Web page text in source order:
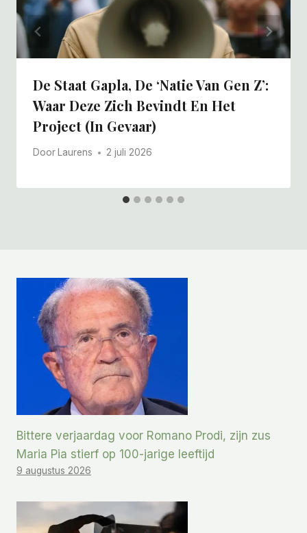
De Staat Gapla, De ‘natie Van Gen Z’:
Waar Deze Zich Bevindt En Het
Project (in Gevaar)
Door Laurens 2 juli 2026
Bittere verjaardag voor Romano Prodi, zijn zus
Maria Pia stierf op 100-jarige leeftijd
9 augustus 2026